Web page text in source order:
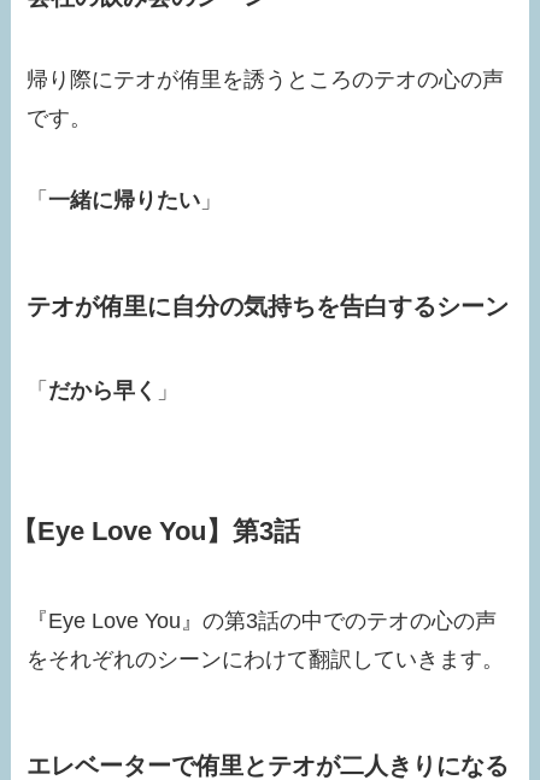
帰り際にテオが侑里を誘うところのテオの心の声
です。
「一緒に帰りたい 」
テオが侑里に自分の気持ちを告白するシーン
「 だから早く 」
【Eye Love You】第3話
『Eye Love You』の第3話の中でのテオの心の声
をそれぞれのシーンにわけて翻訳していきます。
エレベーターで侑里とテオが二人きりになる